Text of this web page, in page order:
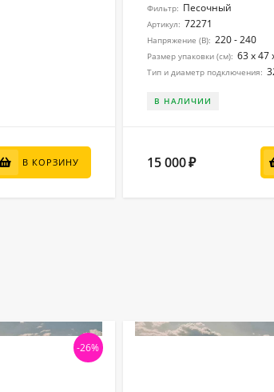
В КОРЗИНУ
Фильтр: Песочный
Артикул: 72271
Напряжение (В): 220 - 240
Размер упаковки (см): 63 x 47
Тип и диаметр подключения:
В НАЛИЧИИ
15 000₽
-26%